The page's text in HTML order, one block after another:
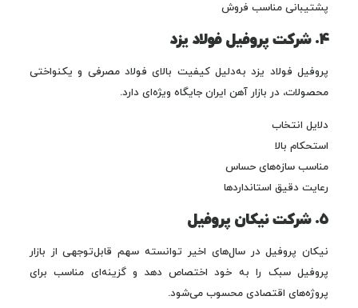
پشتیبانی مناسب فروش
۴. شرکت پروفیل فولاد یزد
پروفیل فولاد یزد به‌دلیل کیفیت بالای فولاد مصرفی و یکنواختی
محصولات، در بازار آهن ایران جایگاه ویژه‌ای دارد.
دلایل انتخاب
استحکام بالا
مناسب سازه‌های حساس
رعایت دقیق استانداردها
۵. شرکت نیکان پروفیل
نیکان پروفیل در سال‌های اخیر توانسته سهم قابل‌توجهی از بازار
پروفیل سبک را به خود اختصاص دهد و گزینه‌ای مناسب برای
پروژه‌های اقتصادی محسوب می‌شود.